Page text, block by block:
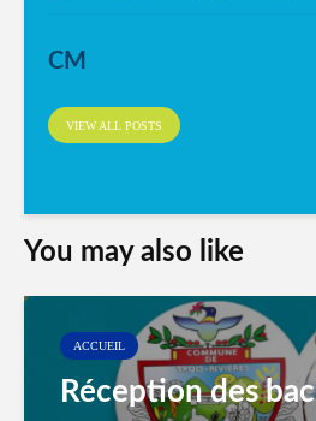
CM
VIEW ALL POSTS
You may also like
ACCUEIL
Réception des